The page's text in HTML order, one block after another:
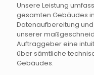
Unsere Leistung
gesamten Gebäudes
Datenaufbereitung
unserer
Auftraggeber eine
über sämtliche
Gebäudes.